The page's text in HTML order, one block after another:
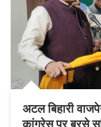
अटल बिहारी